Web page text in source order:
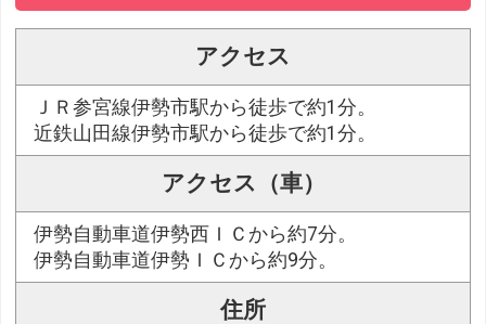
アクセス
ＪＲ参宮線伊勢市駅から徒歩で約1分。
近鉄山田線伊勢市駅から徒歩で約1分。
アクセス（車）
伊勢自動車道伊勢西ＩＣから約7分。
伊勢自動車道伊勢ＩＣから約9分。
住所